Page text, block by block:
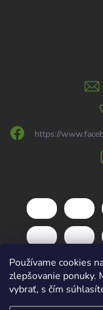
Používame cookies
zlepšovanie ponuky.
vybrať, s čím
https://